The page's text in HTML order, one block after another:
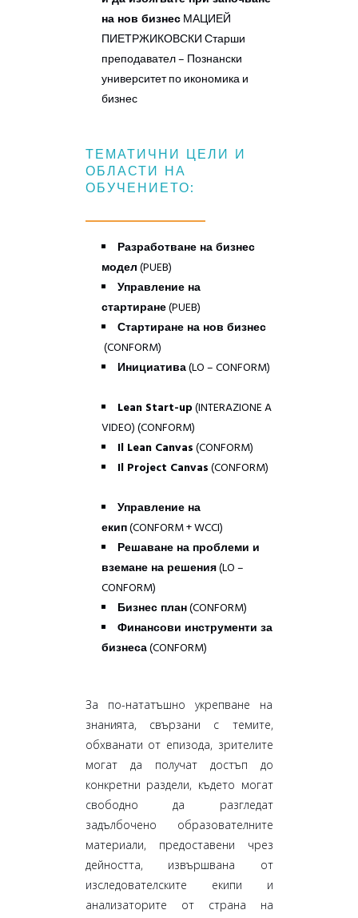
на нов бизнесМАЦИЕЙ
ПИЕТРЖИКОВСКИСтарши
преподавател – Познански
университет по икономика и
бизнес
ТЕМАТИЧНИ ЦЕЛИ И
ОБЛАСТИ НА
ОБУЧЕНИЕТО:
Разработване на бизнес
модел(PUEB)
Управление на
стартиране(PUEB)
Стартиране на нов бизнес
(CONFORM)
Инициатива(LO – CONFORM)
Lean Start-up(INTERAZIONE A
VIDEO) (CONFORM)
Il Lean Canvas(CONFORM)
Il Project Canvas(CONFORM)
Управление на
екип(CONFORM + WCCI)
Решаване на проблеми и
вземане на решения(LO –
CONFORM)
Бизнес план(CONFORM)
Финансови инструменти за
бизнеса(CONFORM)
За по-нататъшно укрепване на
знанията, свързани с темите,
обхванати от епизода, зрителите
могат да получат достъп до
конкретни раздели, където могат
свободно да разгледат
задълбочено образователните
материали, предоставени чрез
дейността, извършвана от
изследователските екипи и
анализаторите от страна на